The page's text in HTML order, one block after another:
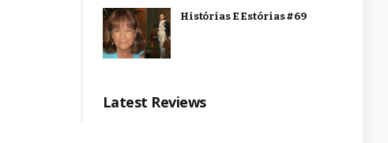
Histórias E Estórias #69
Latest Reviews